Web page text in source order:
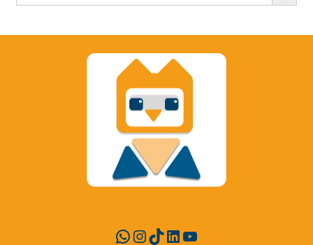
child
Search
WhatsApp
Instagram
TikTok
LinkedIn
YouTube